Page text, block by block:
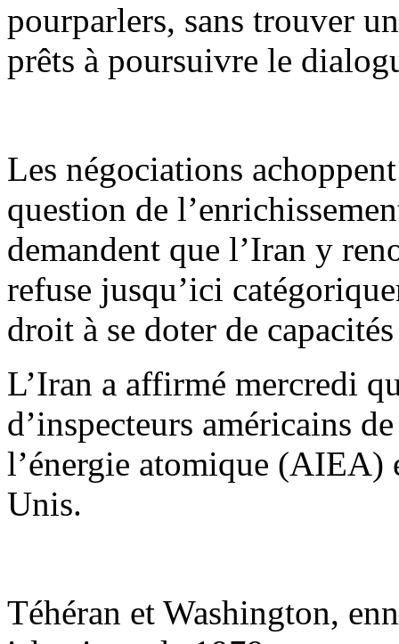
pourparlers, sans trouver
prêts à poursuivre le
Les négociations
question de
demandent que l’Iran y
refuse jusqu’ici
droit à se doter de
L’Iran a affirmé mercredi
d’inspecteurs américains
l’énergie atomique (AIEA)
Unis.
Téhéran et Washington,